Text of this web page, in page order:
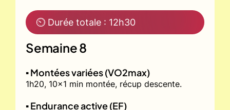
⏲ Durée totale : 12h30
Semaine 8
▪️ Montées variées (VO2max)
1h20, 10x1 min montée, récup descente.
▪️ Endurance active (EF)